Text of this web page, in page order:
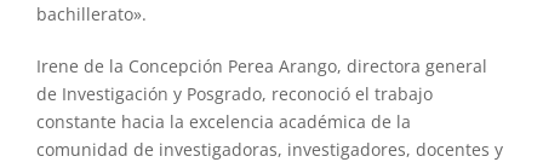
bachillerato».
Irene de la Concepción Perea Arango, directora general
de Investigación y Posgrado, reconoció el trabajo
constante hacia la excelencia académica de la
comunidad de investigadoras, investigadores, docentes y